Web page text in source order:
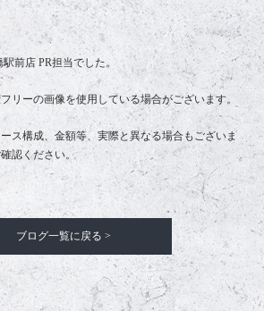
前店 PR担当でした。
リーの画像を使用している場合がございます。
ス構成、金額等、実際と異なる場合もございま
認ください。
ブログ一覧に戻る >